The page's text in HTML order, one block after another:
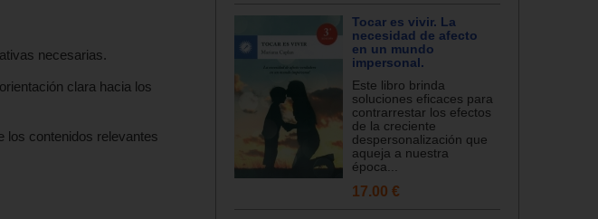
necesarias.
clara hacia los
los contenidos relevantes
Tocar es vivir. La
necesidad de afecto
en un mundo
impersonal.
Este libro brinda
soluciones eficaces para
contrarrestar los efectos
de la creciente
despersonalización que
aqueja a nuestra
época...
17.00 €